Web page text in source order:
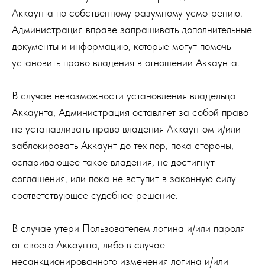
Аккаунта по собственному разумному усмотрению.
Администрация вправе запрашивать дополнительные
документы и информацию, которые могут помочь
установить право владения в отношении Аккаунта.
В случае невозможности установления владельца
Аккаунта, Администрация оставляет за собой право
не устанавливать право владения Аккаунтом и/или
заблокировать Аккаунт до тех пор, пока стороны,
оспаривающее такое владения, не достигнут
соглашения, или пока не вступит в законную силу
соответствующее судебное решение.
В случае утери Пользователем логина и/или пароля
от своего Аккаунта, либо в случае
несанкционированного изменения логина и/или